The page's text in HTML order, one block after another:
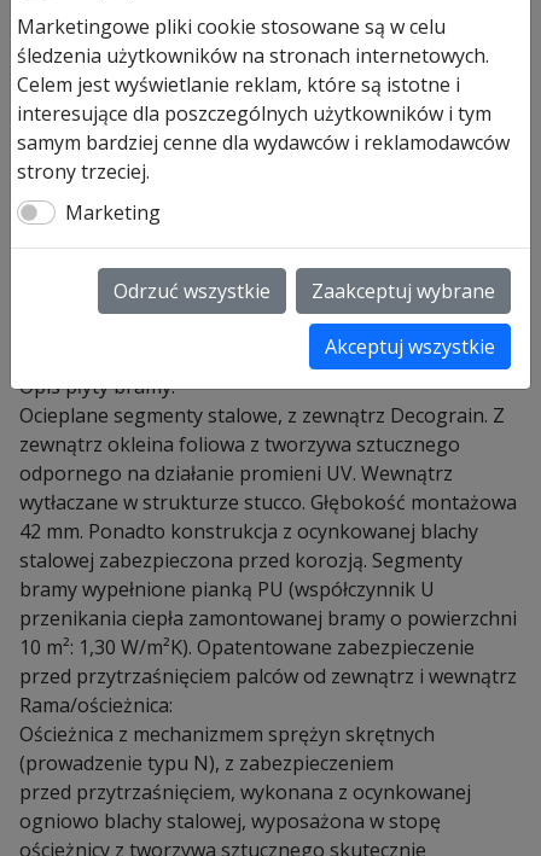
Produkt dostępny na zamówienie
ilość
Brama
garażowa
Złoty
Dąb
LPU
5000x2250
przetłoczenia
Dodaj do koszyka
Brama garażowa Złoty Dąb – LPU
40
Brama garażowa Złoty Dąb Hörmann LPU 40
5000×2250 pasy M (8 pasów) lub L (4 pasy). Występuje
w kolorze Decograin Golden Oak (Złoty Dąb).
możliwość zakupu bramy z usługa montażową na
terenie Krakowa i okolic z VAT-em 8%
Opis płyty bramy:
Ocieplane segmenty stalowe, z zewnątrz Decograin. Z
zewnątrz okleina foliowa z tworzywa sztucznego
odpornego na działanie promieni UV. Wewnątrz
wytłaczane w strukturze stucco. Głębokość montażowa
42 mm. Ponadto konstrukcja z ocynkowanej blachy
stalowej zabezpieczona przed korozją. Segmenty
bramy wypełnione pianką PU (współczynnik U
przenikania ciepła zamontowanej bramy o powierzchni
10 m²: 1,30 W/m²K). Opatentowane zabezpieczenie
przed przytrzaśnięciem palców od zewnątrz i wewnątrz
Rama/ościeżnica:
Ościeżnica z mechanizmem sprężyn skrętnych
(prowadzenie typu N), z zabezpieczeniem
przed przytrzaśnięciem, wykonana z ocynkowanej
ogniowo blachy stalowej, wyposażona w stopę
ościeżnicy z tworzywa sztucznego skutecznie
Marketingowe pliki cookie stosowane są w celu
śledzenia użytkowników na stronach internetowych.
Celem jest wyświetlanie reklam, które są istotne i
interesujące dla poszczególnych użytkowników i tym
samym bardziej cenne dla wydawców i reklamodawców
strony trzeciej.
Marketing
Odrzuć wszystkie Zaakceptuj wybrane
Akceptuj wszystkie